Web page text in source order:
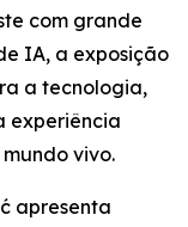
com grande
IA, a exposição
a tecnologia,
experiência
vivo.
apresenta